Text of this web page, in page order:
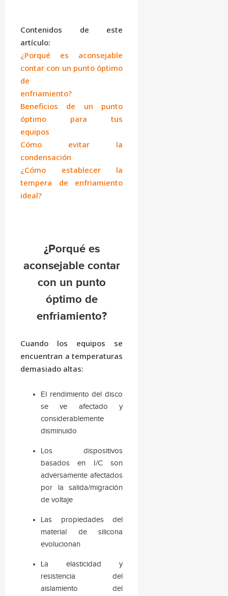
Contenidos de este
artículo:
¿Porqué es aconsejable
contar con un punto óptimo
de
enfriamiento?
Beneficios de un punto
óptimo para tus
equipos
Cómo evitar la
condensación
¿Cómo establecer la
tempera de enfriamiento
ideal?
¿Porqué es
aconsejable contar
con un punto
óptimo de
enfriamiento?
Cuando los equipos se
encuentran a temperaturas
demasiado altas:
El rendimiento del disco
se ve afectado y
considerablemente
disminuido
Los dispositivos
basados en I/C son
adversamente afectados
por la salida/migración
de voltaje
Las propiedades del
material de silicona
evolucionan
La elasticidad y
resistencia del
aislamiento del